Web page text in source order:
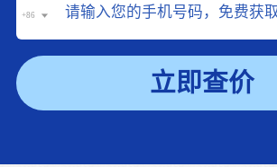
+86
立即查价